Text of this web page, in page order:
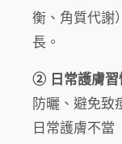
衡、角質代謝
長。
② 日常護膚習
防曬、避免致
日常護膚不當